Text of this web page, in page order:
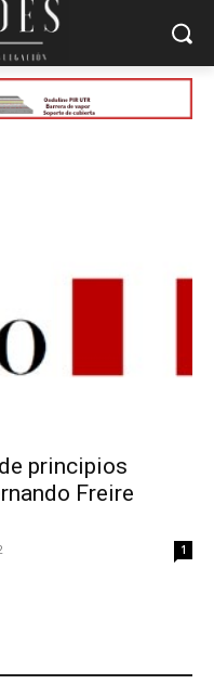
principios
Freire
1